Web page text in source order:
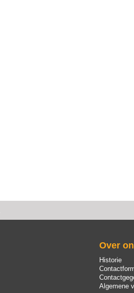
Over
Historie
Algemene